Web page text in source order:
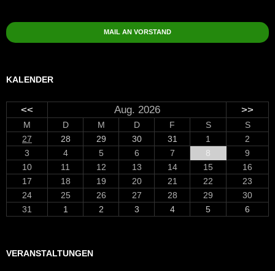
MAIL AN VORSTAND
KALENDER
<< Aug. 2026 >>
M D M D F S
S
27
28 29 30 31 1
2
3
4 5 6 7 8
9
10
11 12 13 14 15
16
17
18 19 20 21 22
23
24
25 26 27 28 29
30
31
1 2 3 4 5 6
VERANSTALTUNGEN